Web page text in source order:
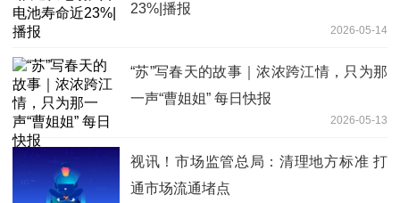
23%|播报
2026-05-14
“苏”写春天的故事｜浓浓跨江情，只为那
一声“曹姐姐” 每日快报
2026-05-13
视讯！市场监管总局：清理地方标准 打
通市场流通堵点